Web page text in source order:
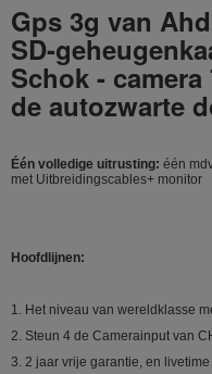
Gps 3g van
SD-
Schok -
de autozwarte
Één volledige uitrusting: één
met Uitbreidingscables+ monitor
Hoofdlijnen:
1. Het niveau van wereldklasse
2. Steun 4 de Camerainput van
3. 2 jaar vrije garantie, en